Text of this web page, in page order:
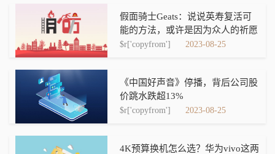
假面骑士Geats：说说英寿复活可
能的方法，或许是因为众人的祈愿
$r['copyfrom'] 2023-08-25
《中国好声音》停播，背后公司股
价跳水跌超13%
$r['copyfrom'] 2023-08-25
4K预算换机怎么选？华为vivo这两